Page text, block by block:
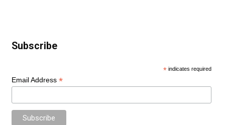
Subscribe
* indicates required
Email Address *